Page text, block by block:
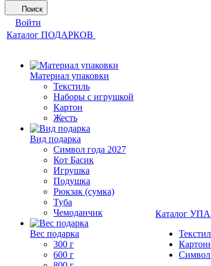
Поиск
Войти
Каталог ПОДАРКОВ
Материал упаковки
Текстиль
Наборы с игрушкой
Картон
Жесть
Вид подарка
Символ года 2027
Кот Басик
Игрушка
Подушка
Рюкзак (сумка)
Туба
Чемоданчик
Вес подарка
300 г
600 г
Каталог
Символ